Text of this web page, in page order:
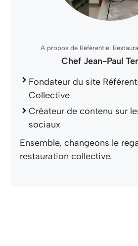
A propos de Référentiel
Chef Jean-Paul
Fondateur du site
Collective
Créateur de contenu sur
sociaux
Ensemble, changeons le
restauration collective.